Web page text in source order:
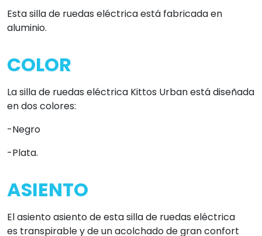
Esta silla de ruedas eléctrica está fabricada en
aluminio.
COLOR
La silla de ruedas eléctrica Kittos Urban está diseñada
en dos colores:
-Negro
-Plata.
ASIENTO
El asiento asiento de esta silla de ruedas eléctrica
es transpirable y de un acolchado de gran confort